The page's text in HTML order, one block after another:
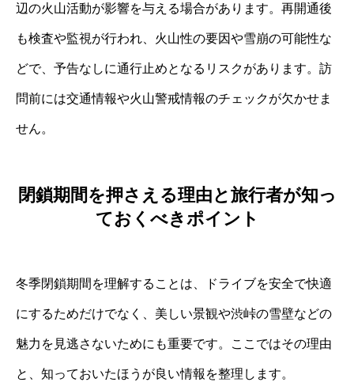
辺の火山活動が影響を与える場合があります。再開通後
も検査や監視が行われ、火山性の要因や雪崩の可能性な
どで、予告なしに通行止めとなるリスクがあります。訪
問前には交通情報や火山警戒情報のチェックが欠かせま
せん。
閉鎖期間を押さえる理由と旅行者が知っ
ておくべきポイント
冬季閉鎖期間を理解することは、ドライブを安全で快適
にするためだけでなく、美しい景観や渋峠の雪壁などの
魅力を見逃さないためにも重要です。ここではその理由
と、知っておいたほうが良い情報を整理します。